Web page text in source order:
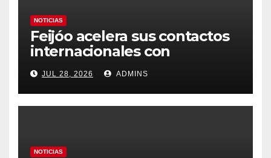
NOTICIAS
Feijóo acelera sus contactos
internacionales con
Latinoamérica como socio
prioritario en su agenda de
gobierno
JUL 28, 2026 ADMINS
NOTICIAS